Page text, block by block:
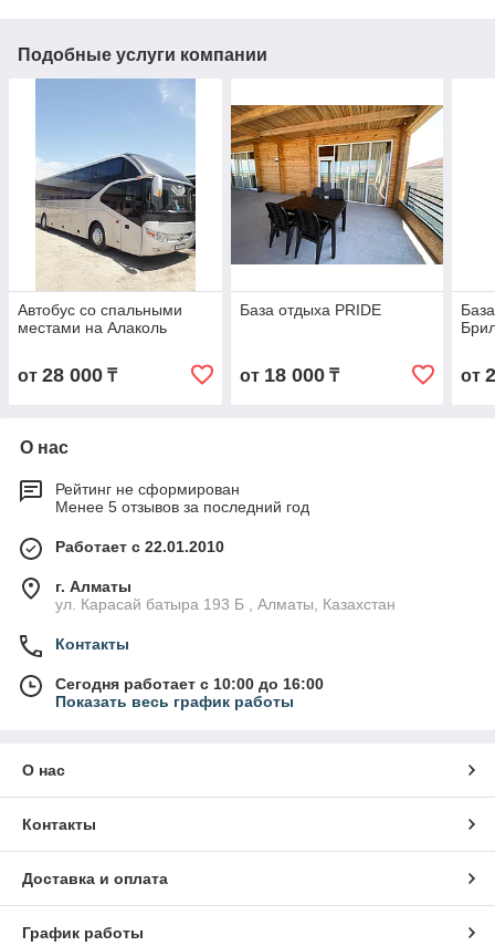
Подобные услуги компании
Автобус со спальными
местами на Алаколь
от 28 000 ₸
База отдыха PRIDE
от 18 000₸ от
О нас
Рейтинг не сформирован
Менее 5 отзывов за последний год
Работает с 22.01.2010
г. Алматы
ул. Карасай батыра 193 Б , Алматы, Казахстан
Контакты
Сегодня работает с 10:00 до 16:00
Показать весь график работы
О нас
Контакты
Доставка и оплата
График работы